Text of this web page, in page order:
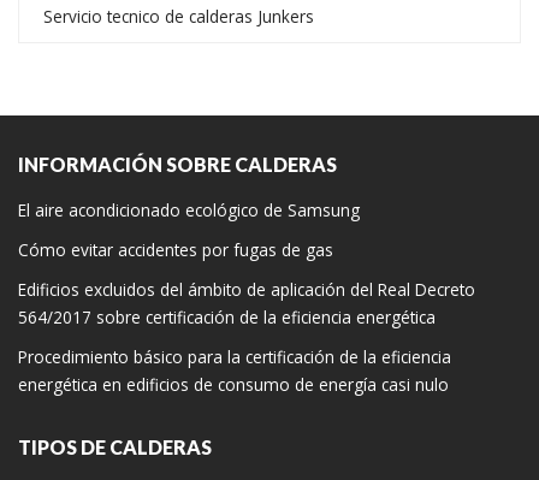
Servicio tecnico de calderas Junkers
INFORMACIÓN SOBRE CALDERAS
El aire acondicionado ecológico de Samsung
Cómo evitar accidentes por fugas de gas
Edificios excluidos del ámbito de aplicación del Real Decreto
564/2017 sobre certificación de la eficiencia energética
Procedimiento básico para la certificación de la eficiencia
energética en edificios de consumo de energía casi nulo
TIPOS DE CALDERAS